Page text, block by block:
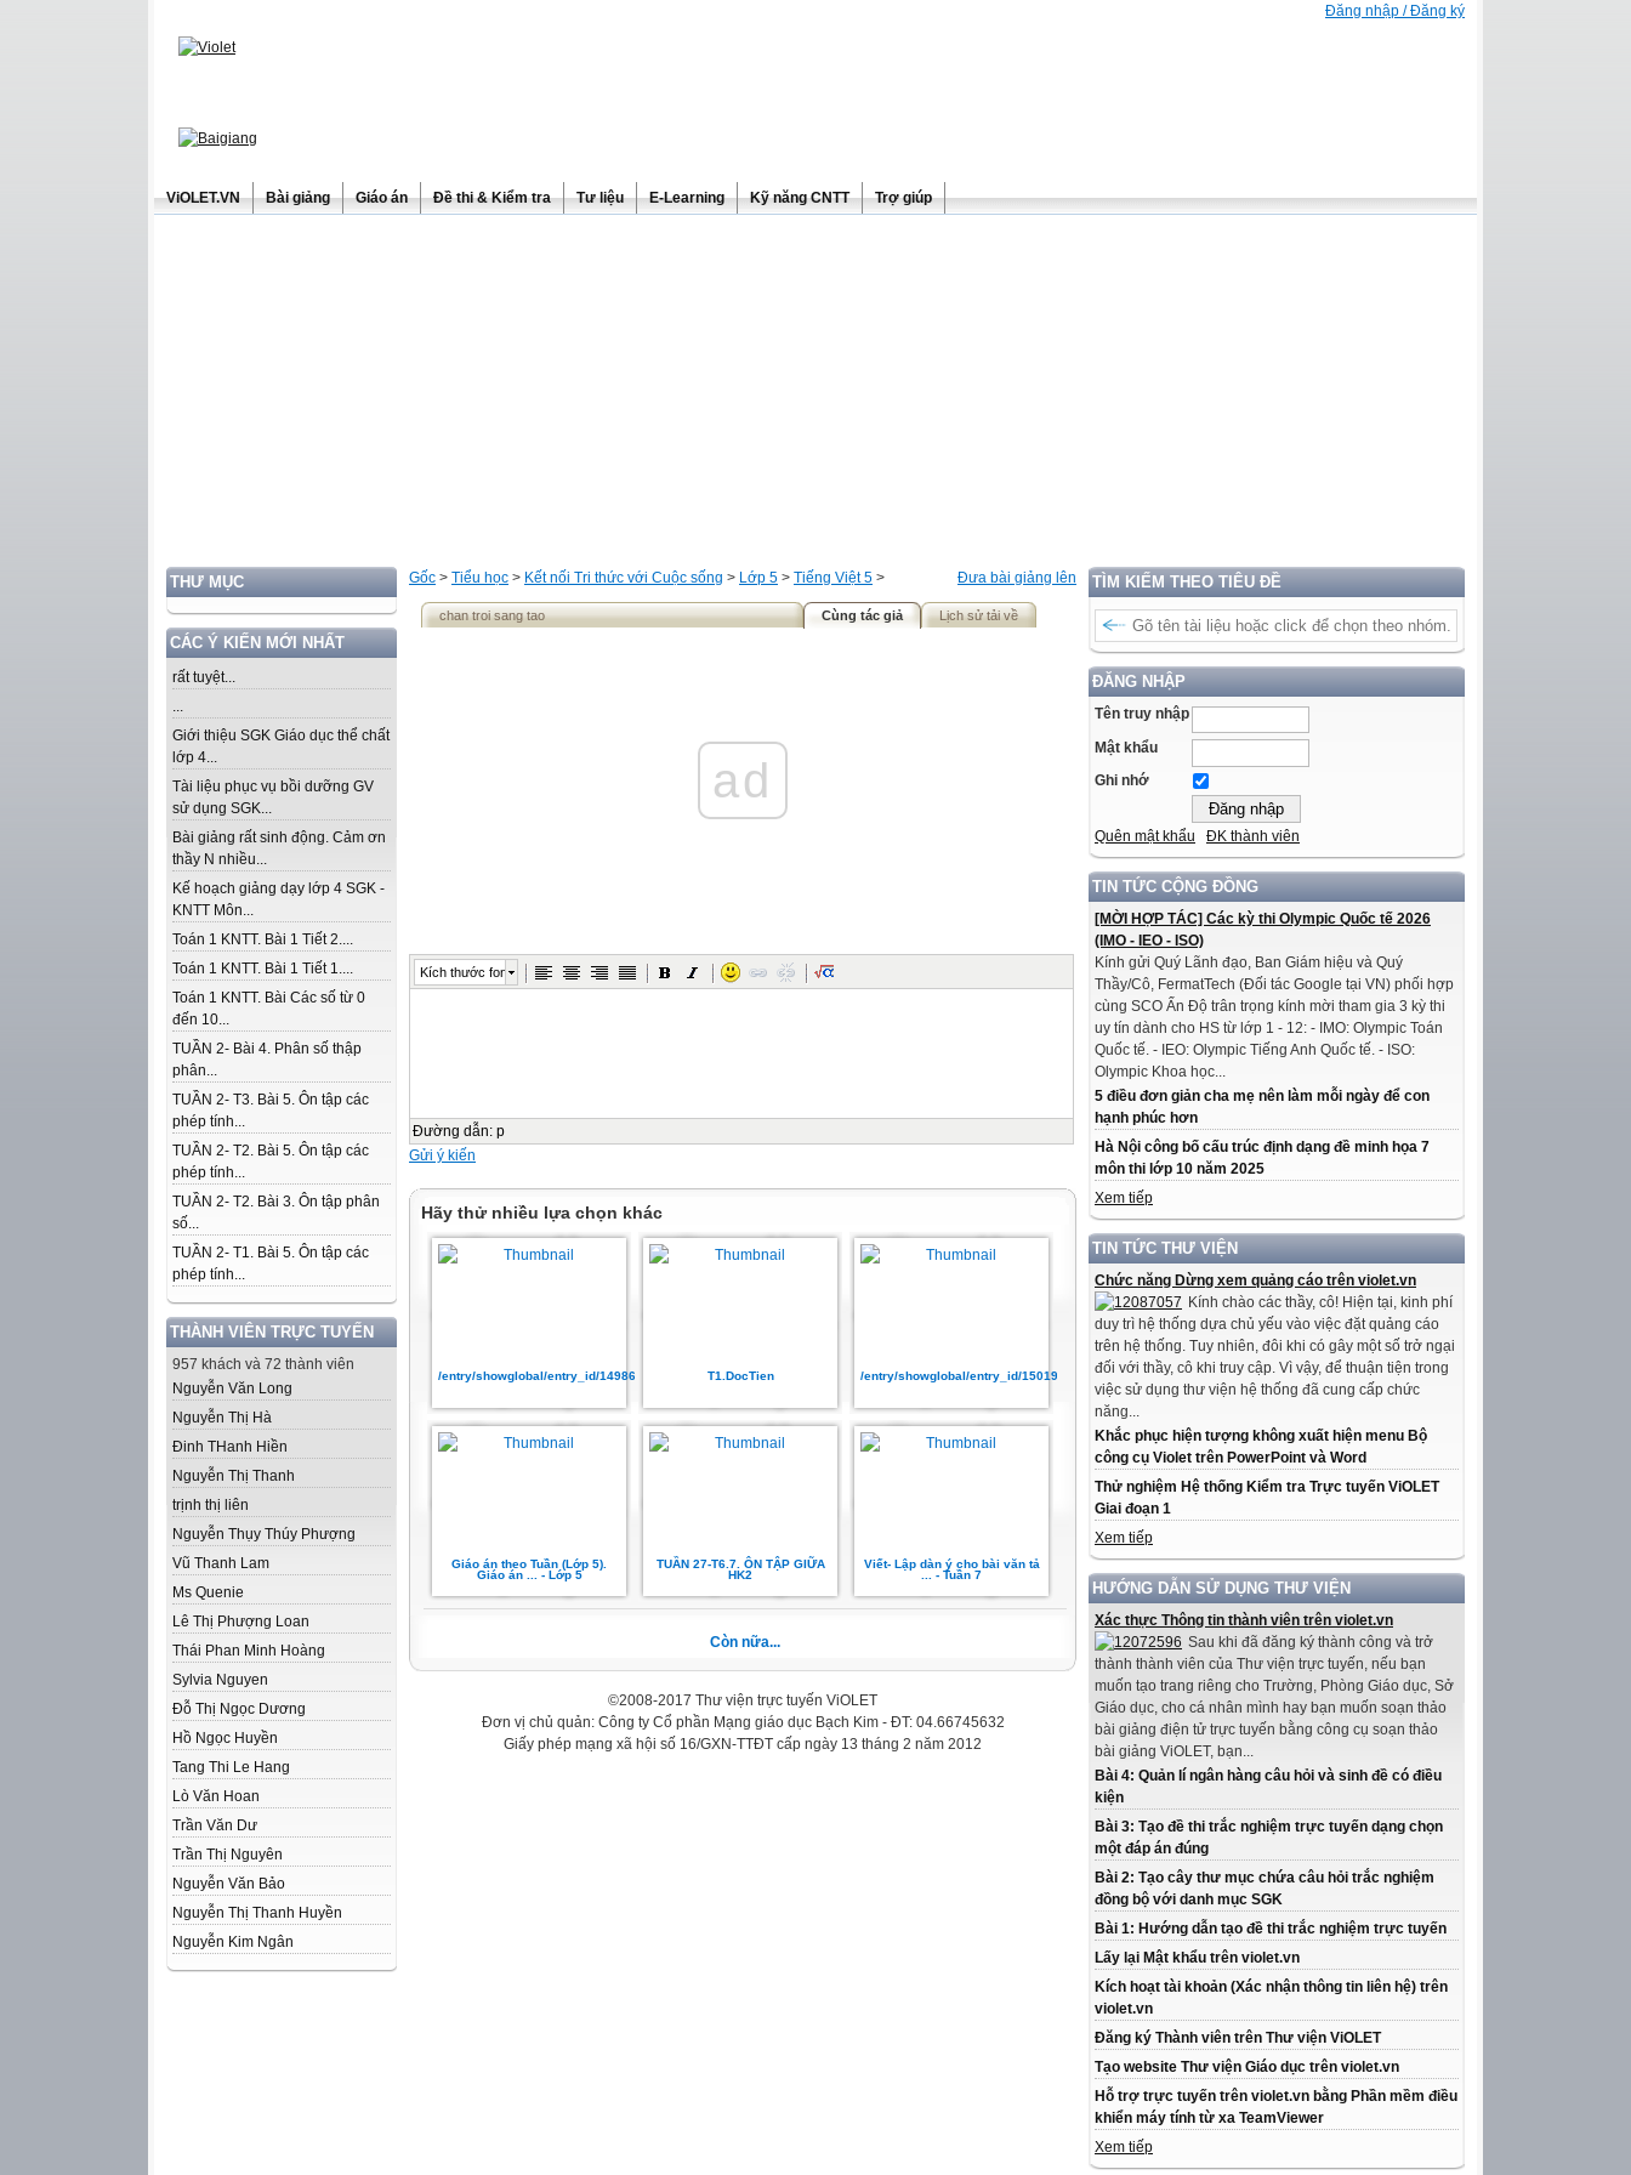
Đăng nhập / Đăng ký
ViOLET.VN Bài giảng Giáo án Đề thi & Kiểm tra Tư liệu E-Learning Kỹ năng CNTT Trợ giúp
THƯ MỤC
CÁC Ý KIẾN MỚI NHẤT
rất tuyệt...
...
Giới thiệu SGK Giáo dục thể chất
lớp 4...
Tài liệu phục vụ bồi dưỡng GV
sử dụng SGK...
Bài giảng rất sinh động. Cảm ơn
thầy N nhiều...
Kế hoạch giảng dạy lớp 4 SGK -
KNTT Môn...
Toán 1 KNTT. Bài 1 Tiết 2....
Toán 1 KNTT. Bài 1 Tiết 1....
Toán 1 KNTT. Bài Các số từ 0
đến 10...
TUẦN 2- Bài 4. Phân số thập
phân...
TUẦN 2- T3. Bài 5. Ôn tập các
phép tính...
TUẦN 2- T2. Bài 5. Ôn tập các
phép tính...
TUẦN 2- T2. Bài 3. Ôn tập phân
số...
TUẦN 2- T1. Bài 5. Ôn tập các
phép tính...
THÀNH VIÊN TRỰC TUYẾN
957 khách và 72 thành viên
Nguyễn Văn Long
Nguyễn Thị Hà
Đinh THanh Hiền
Nguyễn Thị Thanh
trịnh thị liên
Nguyễn Thụy Thúy Phượng
Vũ Thanh Lam
Ms Quenie
Lê Thị Phượng Loan
Thái Phan Minh Hoàng
Sylvia Nguyen
Đỗ Thị Ngọc Dương
Hồ Ngọc Huyền
Tang Thi Le Hang
Lò Văn Hoan
Trần Văn Dư
Trần Thị Nguyên
Nguyễn Văn Bảo
Nguyễn Thị Thanh Huyền
Nguyễn Kim Ngân
TÌM KIẾM THEO TIÊU ĐỀ
ĐĂNG NHẬP
Tên truy nhập
Mật khẩu
Ghi nhớ
Quên mật khẩu ĐK thành viên
TIN TỨC CỘNG ĐỒNG
[MỜI HỢP TÁC] Các kỳ thi Olympic Quốc tế 2026
(IMO - IEO - ISO)
Kính gửi Quý Lãnh đạo, Ban Giám hiệu và Quý
Thầy/Cô, FermatTech (Đối tác Google tại VN) phối hợp
cùng SCO Ấn Độ trân trọng kính mời tham gia 3 kỳ thi
uy tín dành cho HS từ lớp 1 - 12: - IMO: Olympic Toán
Quốc tế. - IEO: Olympic Tiếng Anh Quốc tế. - ISO:
Olympic Khoa học...
5 điều đơn giản cha mẹ nên làm mỗi ngày để con
hạnh phúc hơn
Hà Nội công bố cấu trúc định dạng đề minh họa 7
môn thi lớp 10 năm 2025
Xem tiếp
TIN TỨC THƯ VIỆN
Chức năng Dừng xem quảng cáo trên violet.vn
Kính chào các thầy, cô! Hiện tại, kinh phí
duy trì hệ thống dựa chủ yếu vào việc đặt quảng cáo
trên hệ thống. Tuy nhiên, đôi khi có gây một số trở ngại
đối với thầy, cô khi truy cập. Vì vậy, để thuận tiện trong
việc sử dụng thư viện hệ thống đã cung cấp chức
năng...
Khắc phục hiện tượng không xuất hiện menu Bộ
công cụ Violet trên PowerPoint và Word
Thử nghiệm Hệ thống Kiểm tra Trực tuyến ViOLET
Giai đoạn 1
Xem tiếp
HƯỚNG DẪN SỬ DỤNG THƯ VIỆN
Xác thực Thông tin thành viên trên violet.vn
Sau khi đã đăng ký thành công và trở
thành thành viên của Thư viện trực tuyến, nếu bạn
muốn tạo trang riêng cho Trường, Phòng Giáo dục, Sở
Giáo dục, cho cá nhân mình hay bạn muốn soạn thảo
bài giảng điện tử trực tuyến bằng công cụ soạn thảo
bài giảng ViOLET, bạn...
Bài 4: Quản lí ngân hàng câu hỏi và sinh đề có điều
kiện
Bài 3: Tạo đề thi trắc nghiệm trực tuyến dạng chọn
một đáp án đúng
Bài 2: Tạo cây thư mục chứa câu hỏi trắc nghiệm
đồng bộ với danh mục SGK
Bài 1: Hướng dẫn tạo đề thi trắc nghiệm trực tuyến
Lấy lại Mật khẩu trên violet.vn
Kích hoạt tài khoản (Xác nhận thông tin liên hệ) trên
violet.vn
Đăng ký Thành viên trên Thư viện ViOLET
Tạo website Thư viện Giáo dục trên violet.vn
Hỗ trợ trực tuyến trên violet.vn bằng Phần mềm điều
khiển máy tính từ xa TeamViewer
Xem tiếp
Đưa bài giảng lên
Gốc > Tiểu học > Kết nối Tri thức với Cuộc sống > Lớp 5 > Tiếng Việt 5 >
chan troi sang tao Cùng tác giả Lịch sử tải về
ad
Kích thước font
Đường dẫn: p
Gửi ý kiến
Hãy thử nhiều lựa chọn khác
/entry/showglobal/entry_id/14986251 T1.DocTien /entry/showglobal/entry_id/15019169
Giáo án theo Tuần (Lớp 5).
Giáo án ... - Lớp 5
TUẦN 27-T6.7. ÔN TẬP GIỮA
HK2
Viết- Lập dàn ý cho bài văn tả
... - Tuần 7
Còn nữa...
©2008-2017 Thư viện trực tuyến ViOLET
Đơn vị chủ quản: Công ty Cổ phần Mạng giáo dục Bạch Kim - ĐT: 04.66745632
Giấy phép mạng xã hội số 16/GXN-TTĐT cấp ngày 13 tháng 2 năm 2012